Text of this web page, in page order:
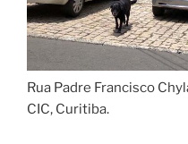
Rua Padre Francisco
CIC, Curitiba.